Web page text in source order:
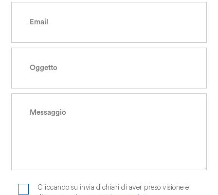
Cliccando su invia dichiari di aver preso visione e